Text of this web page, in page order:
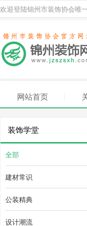
欢迎登陆锦州市装饰协会唯
网站首页
装饰学堂
全部
建材常识
公装精典
设计潮流